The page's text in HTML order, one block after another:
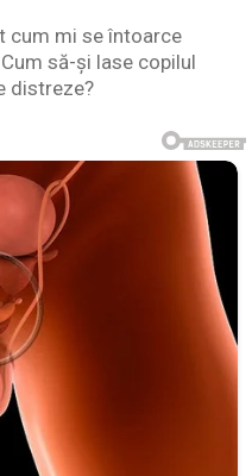
cum mi se întoarce
să-și lase copilul
distreze?